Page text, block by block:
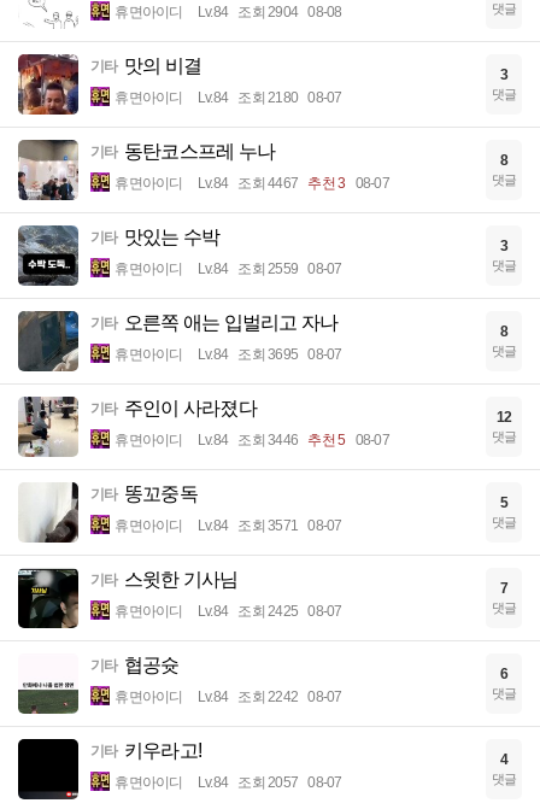
휴면아이디 Lv.84 조회 2904 08-08 댓글
기타 맛의 비결
휴면아이디 Lv.84 조회 2180 08-07
3
댓글
기타 동탄코스프레 누나
휴면아이디 Lv.84 조회 4467 추천 3 08-07
8
댓글
기타 맛있는 수박
휴면아이디 Lv.84 조회 2559 08-07
3
댓글
기타 오른쪽 애는 입벌리고 자나
휴면아이디 Lv.84 조회 3695 08-07
8
댓글
기타 주인이 사라졌다
휴면아이디 Lv.84 조회 3446 추천 5 08-07
12
댓글
기타 똥꼬중독
휴면아이디 Lv.84 조회 3571 08-07
5
댓글
기타 스윗한 기사님
휴면아이디 Lv.84 조회 2425 08-07
7
댓글
기타 협공슛
휴면아이디 Lv.84 조회 2242 08-07
6
댓글
기타 키우라고!
휴면아이디 Lv.84 조회 2057 08-07
4
댓글